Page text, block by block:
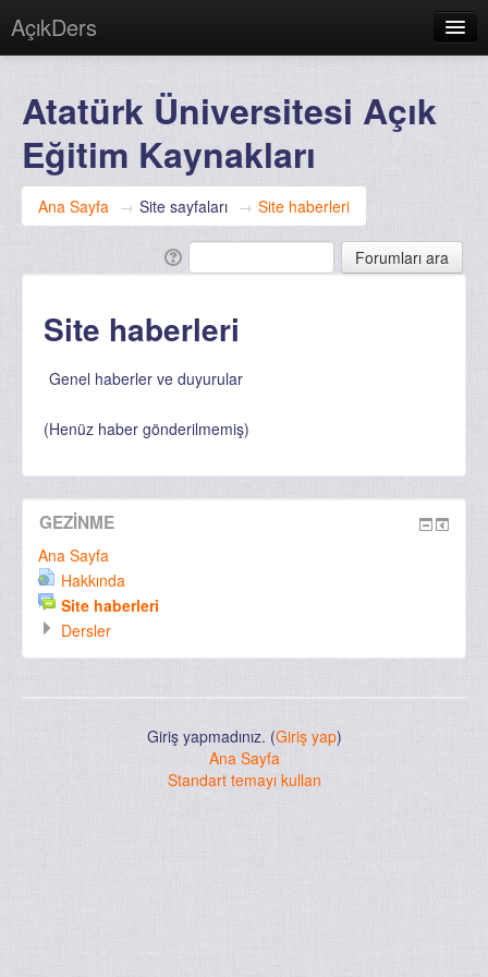
AçıkDers
Giriş yapmadınız. (Giriş yap)
Atatürk Üniversitesi Açık
Eğitim Kaynakları
Ana Sayfa → Site sayfaları → Site haberleri
Site haberleri
Genel haberler ve duyurular
(Henüz haber gönderilmemiş)
GEZINME
Ana Sayfa
Hakkında
Site haberleri
Dersler
Giriş yapmadınız. (Giriş yap)
Ana Sayfa
Standart temayı kullan